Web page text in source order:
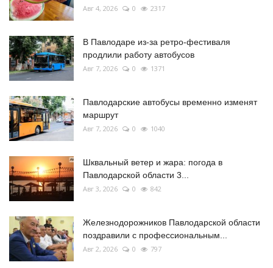
Авг 4, 2026 0 2317
В Павлодаре из-за ретро-фестиваля
продлили работу автобусов
Авг 7, 2026 0 1371
Павлодарские автобусы временно изменят
маршрут
Авг 7, 2026 0 1040
Шквальный ветер и жара: погода в
Павлодарской области 3...
Авг 3, 2026 0 842
Железнодорожников Павлодарской области
поздравили с профессиональным...
Авг 2, 2026 0 797